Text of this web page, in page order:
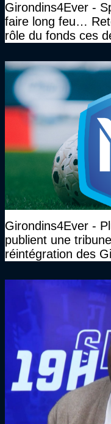
Girondins4Ever -
faire long feu…
rôle du fonds ces
Girondins4Ever -
publient une
réintégration des